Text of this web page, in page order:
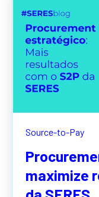
Source-to-Pay
maximize